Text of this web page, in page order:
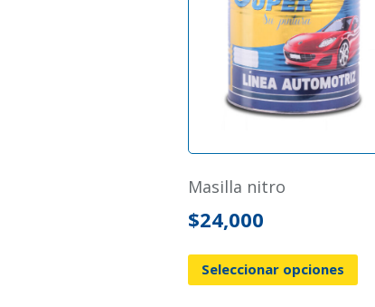
masilla nitro
$24,000
Seleccionar opciones